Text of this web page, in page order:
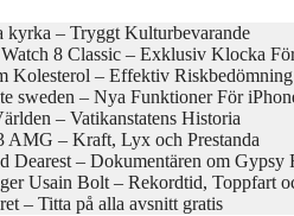
kyrka – Tryggt Kulturbevarande
8 Classic – Exklusiv Klocka
Kolesterol – Effektiv Riskbedömning
sweden – Nya Funktioner För
– Vatikanstatens Historia
AMG – Kraft, Lyx och Prestanda
Dearest – Dokumentären om Gypsy
Usain Bolt – Rekordtid, Toppfart
– Titta på alla avsnitt gratis